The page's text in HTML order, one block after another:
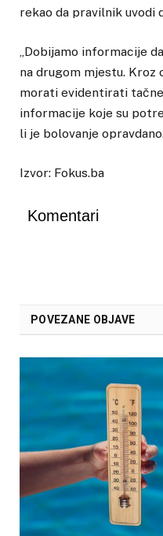
rekao da pravilnik uvodi
„Dobijamo informacije
na drugom mjestu.
morati evidentirati
informacije koje su
li je bolovanje
Izvor: Fokus.ba
Komentari
POVEZANE OBJAVE